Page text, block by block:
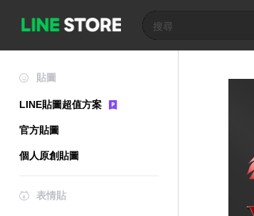
貼圖
LINE貼圖超值方案
官方貼圖
個人原創貼圖
表情貼